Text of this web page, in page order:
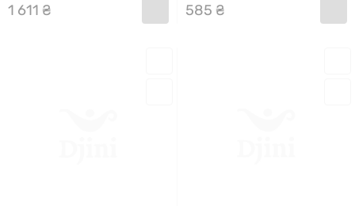
1 611 ₴ 585 ₴